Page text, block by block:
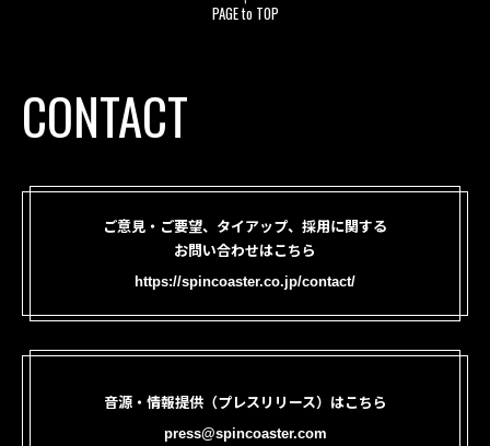
PAGE to TOP
CONTACT
ご意見・ご要望、タイアップ、採用に関する
お問い合わせはこちら
https://spincoaster.co.jp/contact/
音源・情報提供（プレスリリース）はこちら
press@spincoaster.com